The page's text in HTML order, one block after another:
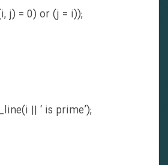
j) = 0) or (j = i));
|| ‘ is prime’);